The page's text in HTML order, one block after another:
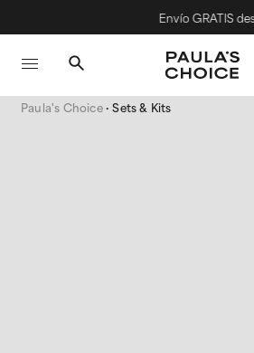
Envío GRATIS
Paula's Choice Sets & Kits